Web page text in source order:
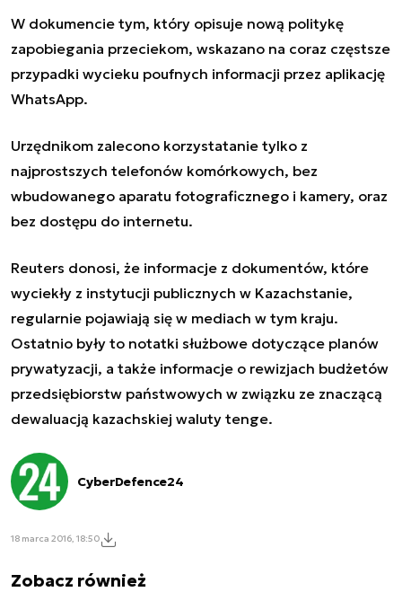
W dokumencie tym, który opisuje nową politykę
zapobiegania przeciekom, wskazano na coraz częstsze
przypadki wycieku poufnych informacji przez aplikację
WhatsApp.
Urzędnikom zalecono korzystatanie tylko z
najprostszych telefonów komórkowych, bez
wbudowanego aparatu fotograficznego i kamery, oraz
bez dostępu do internetu.
Reuters donosi, że informacje z dokumentów, które
wyciekły z instytucji publicznych w Kazachstanie,
regularnie pojawiają się w mediach w tym kraju.
Ostatnio były to notatki służbowe dotyczące planów
prywatyzacji, a także informacje o rewizjach budżetów
przedsiębiorstw państwowych w związku ze znaczącą
dewaluacją kazachskiej waluty tenge.
CyberDefence24
18 marca 2016, 18:50
Zobacz również